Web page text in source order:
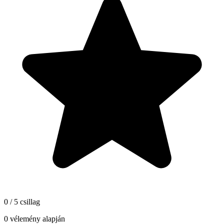
0 / 5 csillag
0 vélemény alapján